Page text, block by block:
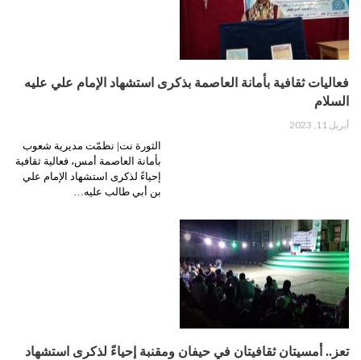
فعاليات ثقافية بأمانة العاصمة بذكرى استشهاد الإمام علي عليه
السلام
أبريل 11, 2023
الثورة نت| نظمّت مديرية شعوب
بأمانة العاصمة أمس، فعالية ثقافية
إحياءً لذكرى استشهاد الإمام علي
بن أبي طالب عليه…
تعز.. أمسيتان ثقافيتان في حيفان ومقنبة إحياءً لذكرى استشهاد